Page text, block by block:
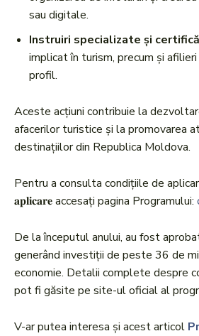
sau digitale.
Instruiri specializate și
implicat în turism, precum și
profil.
Aceste acțiuni contribuie la
afacerilor turistice și la promovarea
destinațiilor din Republica Moldova.
Pentru a consulta condițiile de
𝐚𝐩𝐥𝐢𝐜𝐚𝐫𝐞 accesați pagina Programului:
De la începutul anului, au fost
generând investiții de peste 36 de
economie. Detalii complete despre
pot fi găsite pe site-ul oficial al
V-ar putea interesa și acest articol